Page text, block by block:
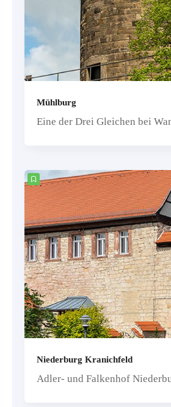
Mühlburg
Eine der Drei Gleichen bei
Niederburg Kranichfeld
Adler- und Falkenhof